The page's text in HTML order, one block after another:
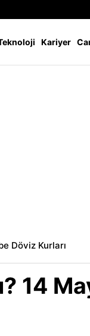
Kariyer
Döviz Kurları
14